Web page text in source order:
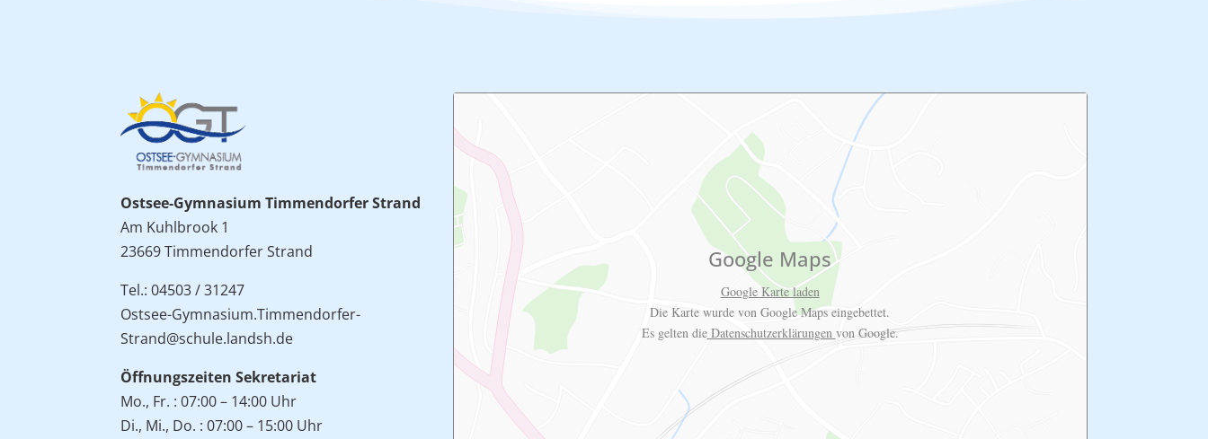
Ostsee-Gymnasium Timmendorfer Strand
Am Kuhlbrook 1
23669 Timmendorfer Strand
Tel.: 04503 / 31247
Ostsee-Gymnasium.Timmendorfer-
Strand@schule.landsh.de
Öffnungszeiten Sekretariat
Mo., Fr. : 07:00 – 14:00 Uhr
Di., Mi., Do. : 07:00 – 15:00 Uhr
Google Maps
Google Karte laden
Die Karte wurde von Google Maps eingebettet.
Es gelten dieDatenschutzerklärungen von Google.